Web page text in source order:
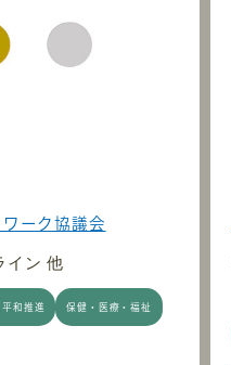
ーク協議会
イン 他
和推進 保健・医療・福祉